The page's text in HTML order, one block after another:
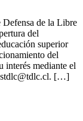
de la Libre
del
superior
del
interés mediante el
. […]